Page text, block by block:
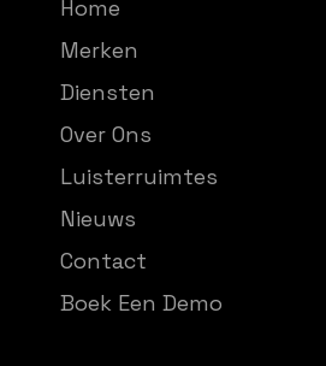
Home
Merken
Diensten
Over Ons
Luisterruimtes
Nieuws
Contact
Boek Een Demo